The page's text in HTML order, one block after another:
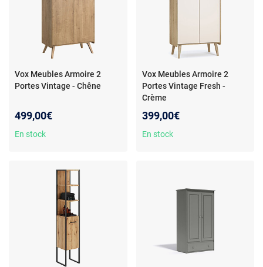
Vox Meubles Armoire 2
Portes Vintage - Chêne
499,00€
En stock
Vox Meubles Armoire 2
Portes Vintage Fresh -
Crème
399,00€
En stock